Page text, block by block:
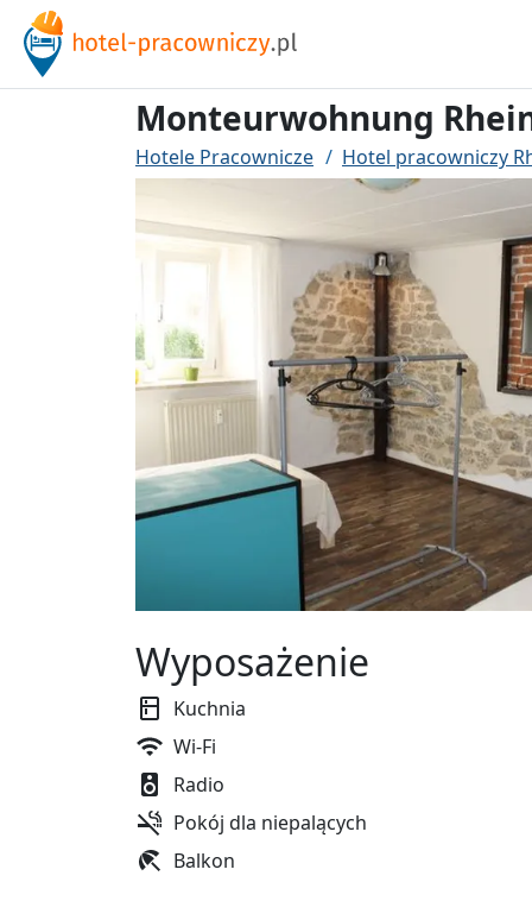
Monteurwohnung
Hotele Pracownicze Hotel pracowniczy
Wyposażenie
Kuchnia
Wi-Fi
Radio
Pokój dla niepalących
Balkon